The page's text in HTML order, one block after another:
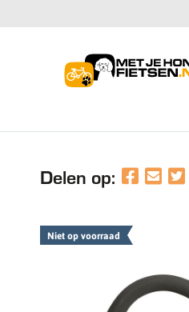
Delen op:
Niet op voorraad